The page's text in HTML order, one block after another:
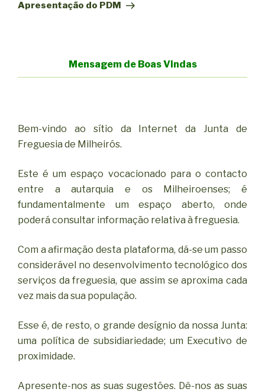
Apresentação do PDM
Mensagem de Boas Vindas
Bem-vindo ao sítio da Internet da Junta de
Freguesia de Milheirós.
Este é um espaço vocacionado para o contacto
entre a autarquia e os Milheiroenses; é
fundamentalmente um espaço aberto, onde
poderá consultar informação relativa à freguesia.
Com a afirmação desta plataforma, dá-se um passo
considerável no desenvolvimento tecnológico dos
serviços da freguesia, que assim se aproxima cada
vez mais da sua população.
Esse é, de resto, o grande desígnio da nossa Junta:
uma política de subsidiariedade; um Executivo de
proximidade.
Apresente-nos as suas sugestões. Dê-nos as suas